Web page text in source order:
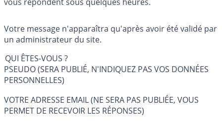
Votre message n'apparaîtra qu'après avoir été validé par
un administrateur du site.
QUI ÊTES-VOUS ?
PSEUDO (SERA PUBLIÉ, N'INDIQUEZ PAS VOS DONNÉES
PERSONNELLES)
VOTRE ADRESSE EMAIL (NE SERA PAS PUBLIÉE, VOUS
PERMET DE RECEVOIR LES RÉPONSES)